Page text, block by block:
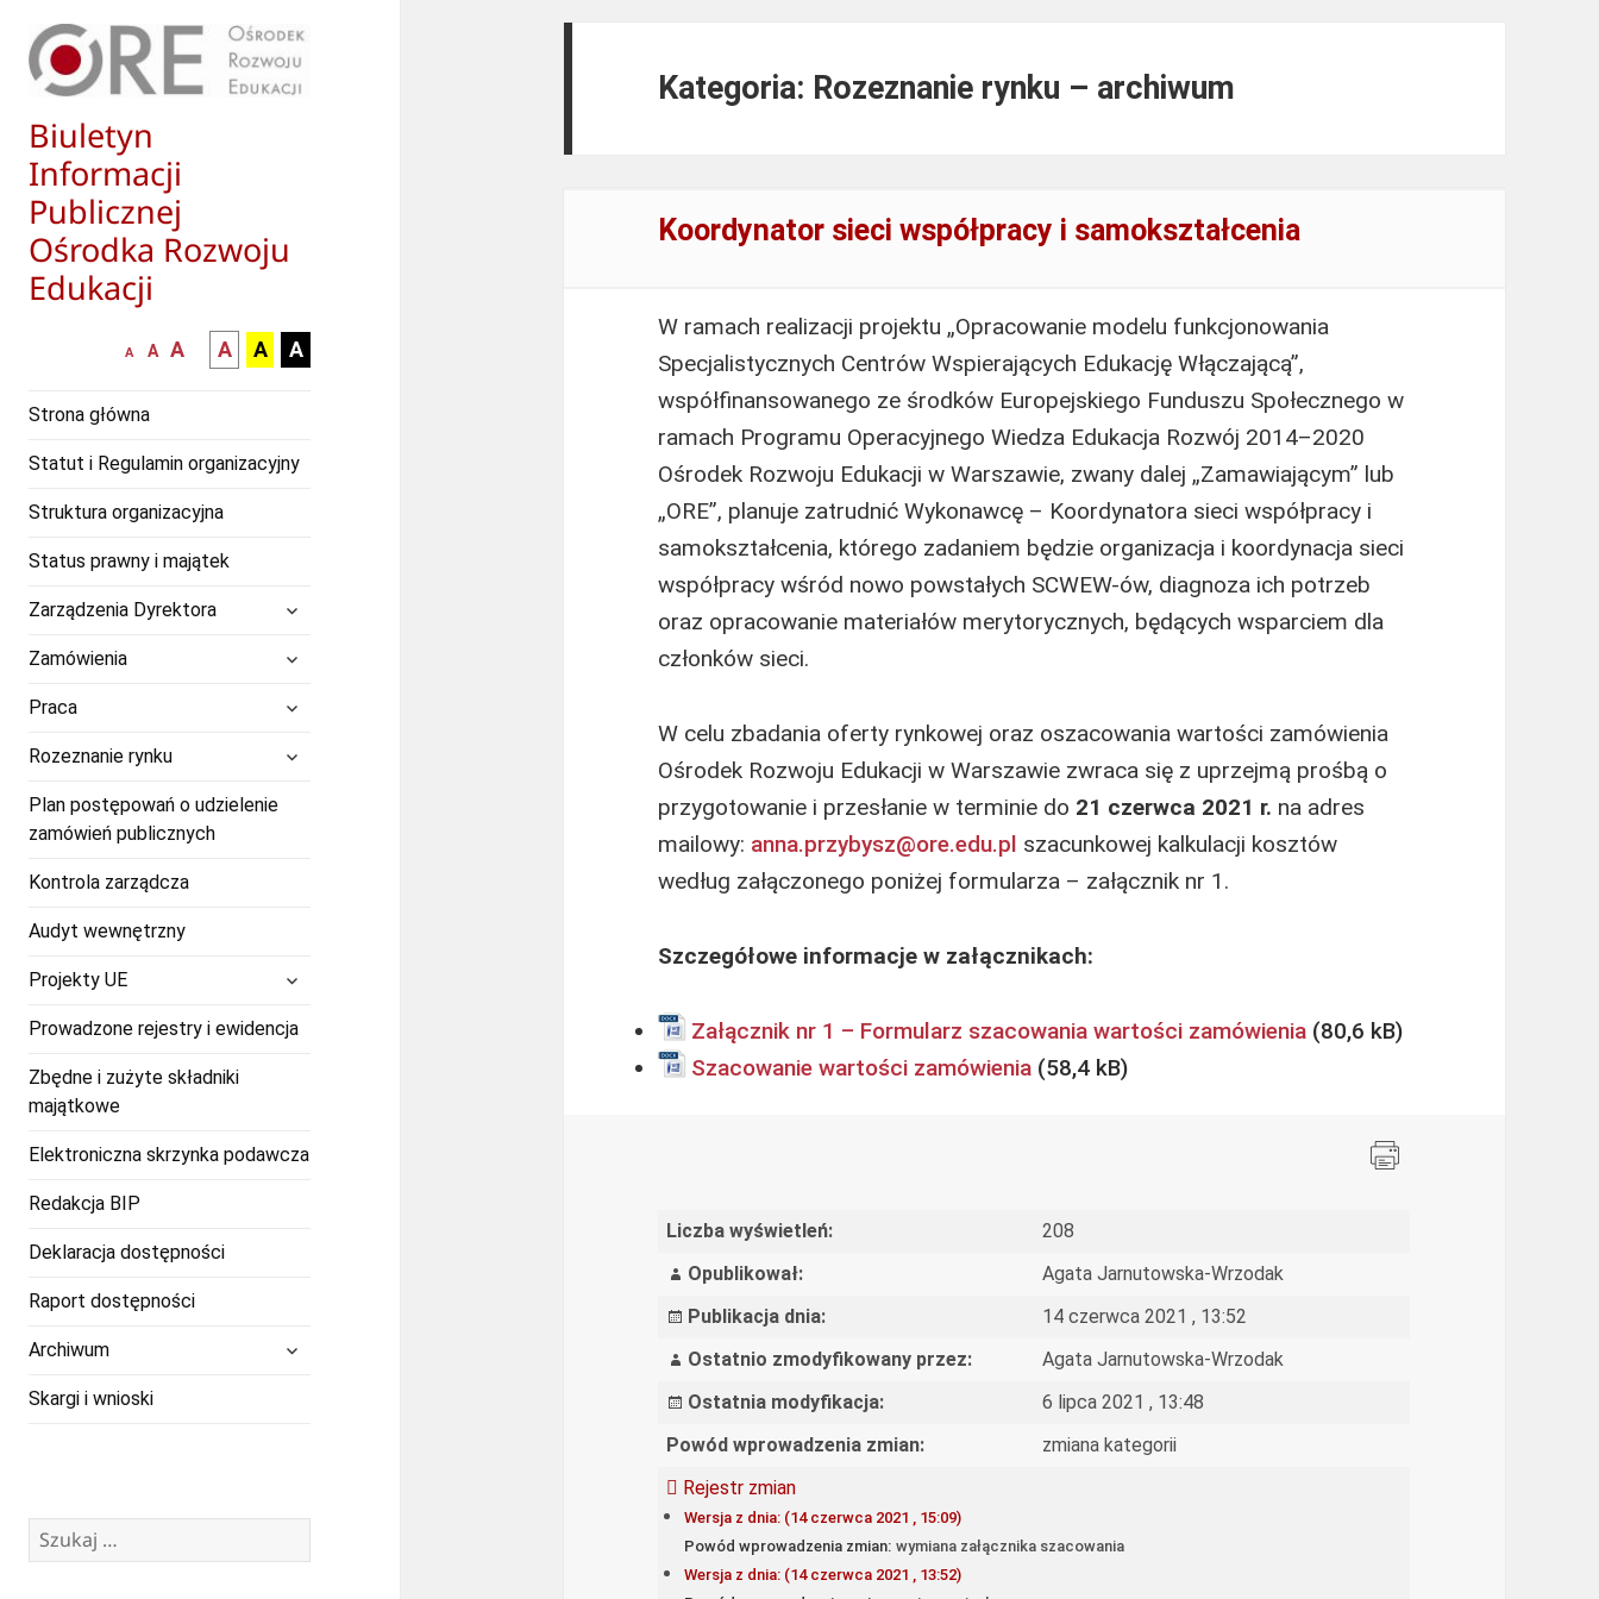
Biuletyn
Informacji
Publicznej
Ośrodka Rozwoju
Edukacji
mniejsza
A
normalna
A
większa-
czcionka
A
kontrast
czarny
białym
A
kontrast
czarny
zółtym
A
kontrast
żółty
A
Strona główna
Statut i Regulamin organizacyjny
Struktura organizacyjna
Status prawny i majątek
Zarządzenia Dyrektora
rozwiń
menu
Zamówienia
Praca
Rozeznanie rynkurozwiń
menu
potomne
Plan postępowań o udzielenie
zamówień publicznych
Kontrola zarządcza
Audyt wewnętrzny
Projekty UE
potomne
Prowadzone rejestry i ewidencja
Zbędne i zużyte składniki
majątkowe
Elektroniczna skrzynka podawcza
Redakcja BIP
Deklaracja dostępności
Raport dostępności
Archiwum
Skargi i wnioski
Szukaj:
Kategoria: Rozeznanie rynku – archiwum
Koordynator sieci współpracy i samokształcenia
W ramach realizacji projektu „Opracowanie modelu funkcjonowania
Specjalistycznych Centrów Wspierających Edukację Włączającą”,
współfinansowanego ze środków Europejskiego Funduszu Społecznego w
ramach Programu Operacyjnego Wiedza Edukacja Rozwój 2014–2020
Ośrodek Rozwoju Edukacji w Warszawie, zwany dalej „Zamawiającym” lub
„ORE”, planuje zatrudnić Wykonawcę – Koordynatora sieci współpracy i
samokształcenia, którego zadaniem będzie organizacja i koordynacja sieci
współpracy wśród nowo powstałych SCWEW-ów, diagnoza ich potrzeb
oraz opracowanie materiałów merytorycznych, będących wsparciem dla
członków sieci.
W celu zbadania oferty rynkowej oraz oszacowania wartości zamówienia
Ośrodek Rozwoju Edukacji w Warszawie zwraca się z uprzejmą prośbą o
przygotowanie i przesłanie w terminie do 21 czerwca 2021 r. na adres
mailowy: anna.przybysz@ore.edu.pl szacunkowej kalkulacji kosztów
według załączonego poniżej formularza – załącznik nr 1.
Szczegółowe informacje w załącznikach:
Załącznik nr 1 – Formularz szacowania wartości zamówienia
Szacowanie wartości zamówienia
Liczba wyświetleń:
208
Opublikował:
Agata Jarnutowska-Wrzodak
Publikacja dnia:
14 czerwca 2021 , 13:52
Ostatnio zmodyfikowany przez:
Agata Jarnutowska-Wrzodak
Ostatnia modyfikacja:
6 lipca 2021 , 13:48
Powód wprowadzenia zmian:
zmiana kategorii
Rejestr zmian
Wersja z dnia: (14 czerwca 2021 , 15:09)
Powód wprowadzenia zmian: wymiana załącznika szacowania
Wersja z dnia: (14 czerwca 2021 , 13:52)